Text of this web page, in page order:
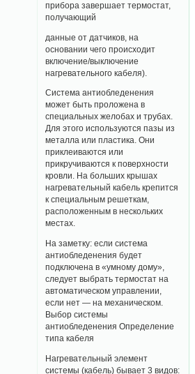
прибора завершает термостат,
получающий
данные от датчиков, на
основании чего происходит
включение/выключение
нагревательного кабеля).
Система антиобледенения
может быть проложена в
специальных желобах и трубах.
Для этого используются пазы из
металла или пластика. Они
приклеиваются или
прикручиваются к поверхности
кровли. На больших крышах
нагревательный кабель крепится
к специальным решеткам,
расположенным в нескольких
местах.
На заметку: если система
антиобледенения будет
подключена в «умному дому»,
следует выбрать термостат на
автоматическом управлении,
если нет — на механическом.
Выбор системы
антиобледенения Определение
типа кабеля
Нагревательный элемент
системы (кабель) бывает 3 видов: